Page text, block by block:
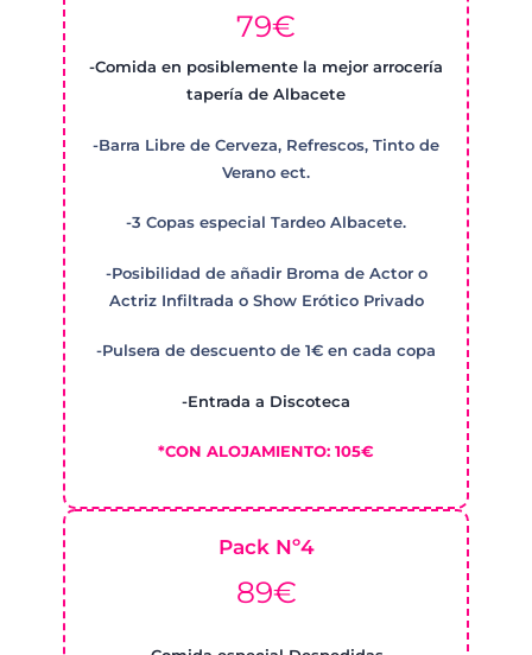
79€
-Comida en posiblemente la mejor arrocería
tapería de Albacete
-Barra Libre de Cerveza, Refrescos, Tinto de
Verano ect.
-3 Copas especial Tardeo Albacete.
-Posibilidad de añadir Broma de Actor o
Actriz Infiltrada o Show Erótico Privado
-Pulsera de descuento de 1€ en cada copa
-Entrada a Discoteca
*CON ALOJAMIENTO: 105€
Pack Nº4
89€